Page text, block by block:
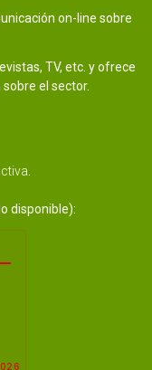
on-line sobre
TV, etc. y ofrece
el sector.
disponible):